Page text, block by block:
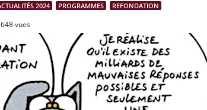
2024 PROGRAMMES REFONDATION
648 vues